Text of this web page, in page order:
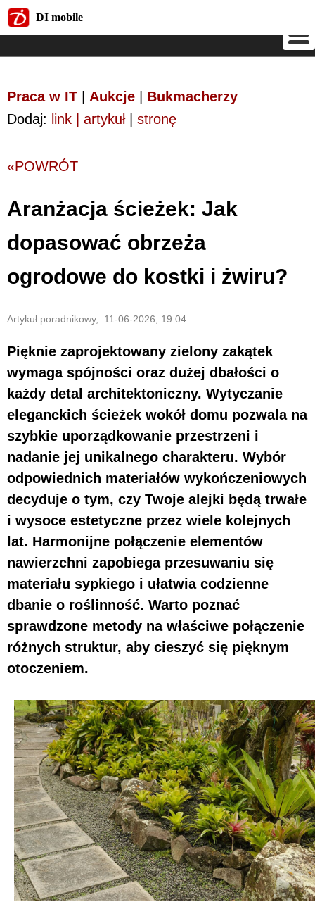
DI mobile
Praca w IT Aukcje
Bukmacherzy
Dodaj: link | artykuł| stronę
«POWRÓT
Aranżacja ścieżek: Jak
dopasować obrzeża
ogrodowe do kostki i żwiru?
Artykuł poradnikowy, 11-06-2026, 19:04
Pięknie zaprojektowany zielony zakątek
wymaga spójności oraz dużej dbałości o
każdy detal architektoniczny. Wytyczanie
eleganckich ścieżek wokół domu pozwala na
szybkie uporządkowanie przestrzeni i
nadanie jej unikalnego charakteru. Wybór
odpowiednich materiałów wykończeniowych
decyduje o tym, czy Twoje alejki będą trwałe
i wysoce estetyczne przez wiele kolejnych
lat. Harmonijne połączenie elementów
nawierzchni zapobiega przesuwaniu się
materiału sypkiego i ułatwia codzienne
dbanie o roślinność. Warto poznać
sprawdzone metody na właściwe połączenie
różnych struktur, aby cieszyć się pięknym
otoczeniem.
DI mobile